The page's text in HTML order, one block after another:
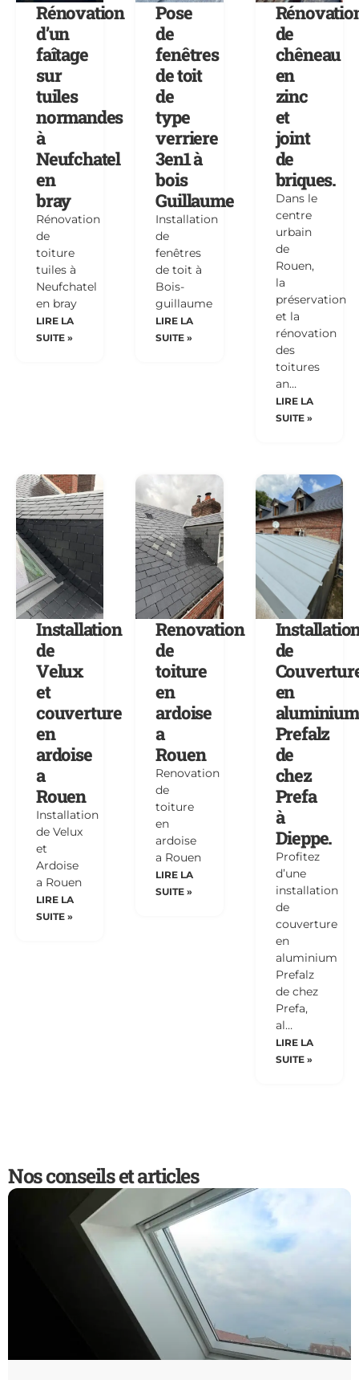
Rénovation
d’un
faîtage
sur
tuiles
normandes
à
Neufchatel
en
bray
Rénovation
de
toiture
tuiles à
Neufchatel
en bray
LIRE LA
SUITE »
Pose
de
fenêtres
de toit
de
type
verriere
3en1 à
bois
Guillaume
Installation
de
fenêtres
de toit à
Bois-
guillaume
LIRE LA
SUITE »
de
chêneau
en
zinc
et
joint
de
briques.
Dans le
centre
urbain
de
Rouen,
la
préservation
et la
rénovation
des
toitures
an…
LIRE LA
SUITE »
Installation
de
Velux
et
couverture
en
ardoise
a
Rouen
Installation
de Velux
et
Ardoise
a Rouen
LIRE LA
SUITE »
Renovation
de
toiture
en
ardoise
a
Rouen
Renovation
de
toiture
en
ardoise
a Rouen
LIRE LA
SUITE »
de
en
aluminium
Prefalz
de
chez
Prefa
à
Dieppe.
Profitez
d’une
installation
de
couverture
en
aluminium
Prefalz
de chez
Prefa,
al…
LIRE LA
SUITE »
Nos conseils et articles